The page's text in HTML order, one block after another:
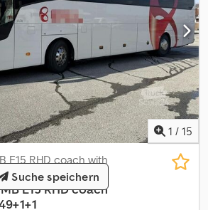
Elektrobus aus dem Jahr 2019.Er
und etwa 25–30 Stehplätze.Der Bus
Schäden auf.Wird mit neuer TÜV-/EU-
nach Vereinbarung. Km: 254000 Tuf:
02.09.2024 Eigengewicht: 13673
5252 Breite: 252 Lengte: 1211
Pivot EV EL Buss - = Weitere
Gütertransport Wenden Sie
weitere Informationen zu erhalten.
1 / 15
E15 RHD coach with
MB E15 RHD coach
Suche speichern